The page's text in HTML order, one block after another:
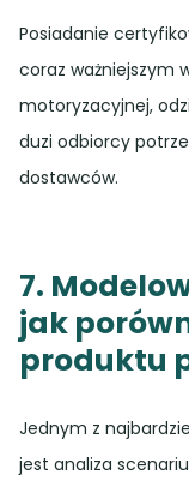
Posiadanie
coraz ważniejszym
motoryzacyjnej,
duzi odbiorcy
dostawców.
7.
jak
produktu
Jednym z
jest analiza